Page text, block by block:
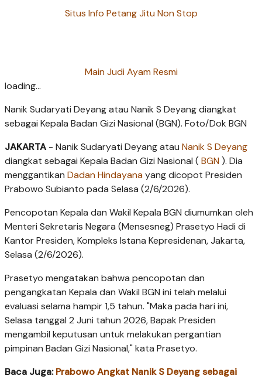
Situs Info Petang Jitu Non Stop
Main Judi Ayam Resmi
loading...
Nanik Sudaryati Deyang atau Nanik S Deyang diangkat
sebagai Kepala Badan Gizi Nasional (BGN). Foto/Dok BGN
JAKARTA - Nanik Sudaryati Deyang atau Nanik S Deyang
diangkat sebagai Kepala Badan Gizi Nasional (BGN). Dia
menggantikan Dadan Hindayanayang dicopot Presiden
Prabowo Subianto pada Selasa (2/6/2026).
Pencopotan Kepala dan Wakil Kepala BGN diumumkan oleh
Menteri Sekretaris Negara (Mensesneg) Prasetyo Hadi di
Kantor Presiden, Kompleks Istana Kepresidenan, Jakarta,
Selasa (2/6/2026).
Prasetyo mengatakan bahwa pencopotan dan
pengangkatan Kepala dan Wakil BGN ini telah melalui
evaluasi selama hampir 1,5 tahun. "Maka pada hari ini,
Selasa tanggal 2 Juni tahun 2026, Bapak Presiden
mengambil keputusan untuk melakukan pergantian
pimpinan Badan Gizi Nasional," kata Prasetyo.
Baca Juga:Prabowo Angkat Nanik S Deyang sebagai